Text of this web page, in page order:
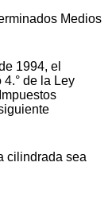
Medios
1994, el
de la Ley
cilindrada sea